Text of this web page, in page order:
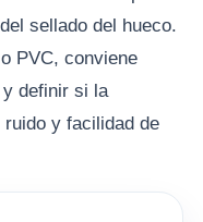
sellado del hueco.
PVC, conviene
definir si la
y facilidad de